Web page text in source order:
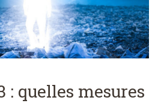
: quelles mesures